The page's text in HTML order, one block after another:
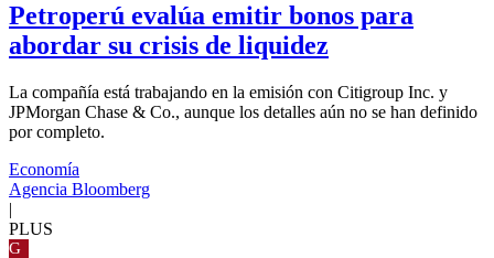
Petroperú evalúa emitir bonos para
abordar su crisis de liquidez
La compañía está trabajando en la emisión con Citigroup Inc. y
JPMorgan Chase & Co., aunque los detalles aún no se han definido
por completo.
Economía
Agencia Bloomberg
|
PLUS
G